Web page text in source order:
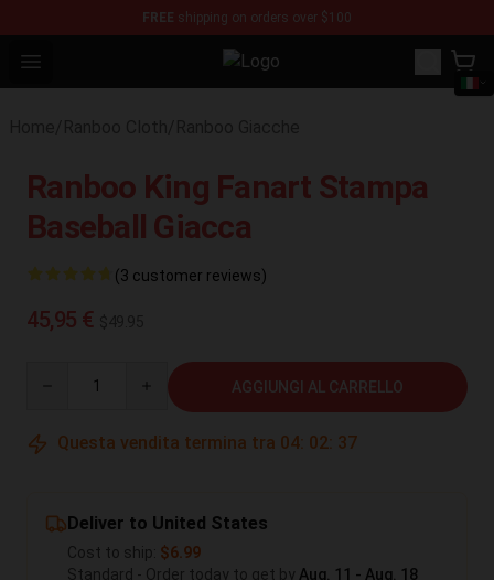
FREE shipping on orders over $100
Open menu Ranboo Shop - Official Ranboo
Ranboo King Fanart Stampa
Baseball Giacca
(3 customer reviews)
45,95 €
AGGIUNGI AL CARRELLO
Questa vendita termina tra 04: 02: 37
Deliver to United States
Cost to ship: $6.99
Standard - Order today to get by Aug. 11 - Aug. 18